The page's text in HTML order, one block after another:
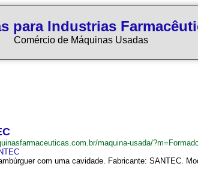
para Industrias
Comércio de Máquinas Usadas
maquina-usada/
com uma cavidade. Fabricante: SANTEC.